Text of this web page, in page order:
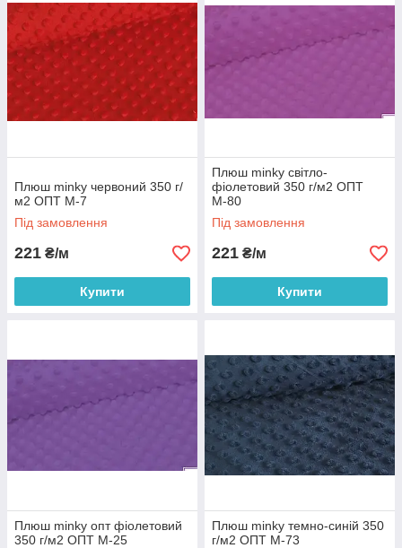
Плюш minky червоний 350 г/
м2 ОПТ М-7
Під замовлення
221 ₴/м
Купити
Плюш minky світло-
фіолетовий 350 г/м2 ОПТ
М-80
Під замовлення
221 ₴/м
Купити
Плюш minky опт фіолетовий
350 г/м2 ОПТ М-25
Плюш minky темно-синій 350
г/м2 ОПТ М-73